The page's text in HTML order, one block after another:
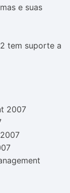
e suas
tem suporte a
2007